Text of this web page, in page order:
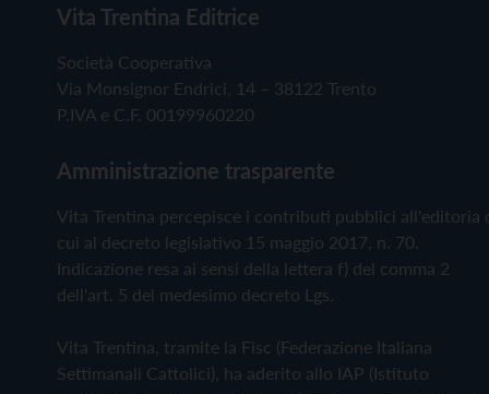
Vita Trentina Editrice
Società Cooperativa
Via Monsignor Endrici, 14 – 38122 Trento
P.IVA e C.F. 00199960220
Amministrazione trasparente
Vita Trentina percepisce i contributi pubblici all'editoria
cui al decreto legislativo 15 maggio 2017, n. 70.
Indicazione resa ai sensi della lettera f) del comma 2
dell'art. 5 del medesimo decreto Lgs.
Vita Trentina, tramite la Fisc (Federazione Italiana
Settimanali Cattolici), ha aderito allo IAP (Istituto